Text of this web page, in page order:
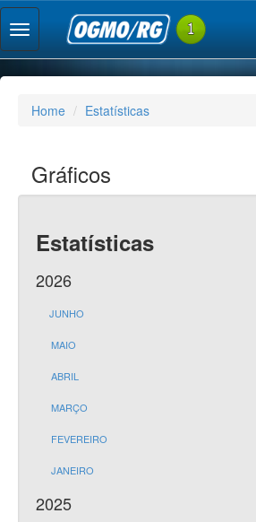
Home Estatísticas
Gráficos
Estatísticas
2026
JUNHO
MAIO
ABRIL
MARÇO
FEVEREIRO
JANEIRO
2025